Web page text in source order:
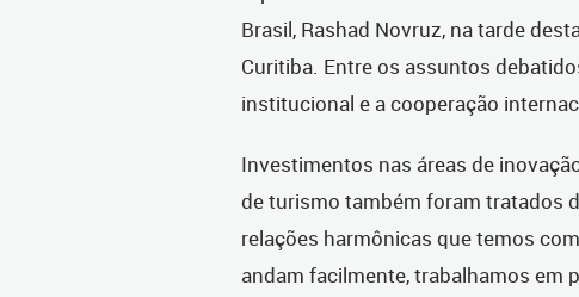
Brasil, Rashad Novruz, na tarde
Curitiba. Entre os assuntos
institucional e a cooperação
Investimentos nas áreas de
de turismo também foram tratados
relações harmônicas que temos
andam facilmente, trabalhamos em